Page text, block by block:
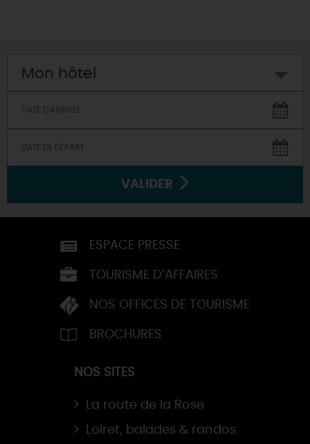
Mon hôtel
VALIDER
ESPACE PRESSE
TOURISME D’AFFAIRES
NOS OFFICES DE TOURISME
BROCHURES
NOS SITES
La route de la Rose
Loiret, balades & randos